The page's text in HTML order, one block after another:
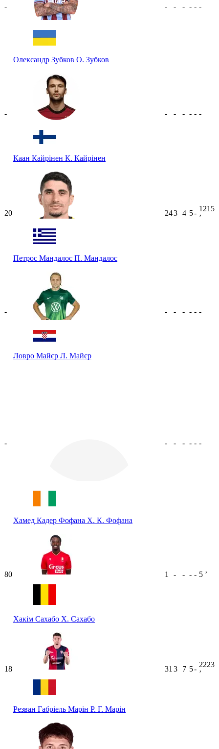
-
Олександр Зубков О. Зубков
- - - - - -
-
Каан Кайрінен К. Кайрінен
- - - - - -
20
Петрос Мандалос П. Мандалос
243 4 5-
1215
ʼ
-
Ловро Майєр Л. Майєр
- - - - - -
-
Хамед Кадер Фофана Х. К. Фофана
- - - - - -
80
Хакім Сахабо Х. Сахабо
1 - - - - 5 ʼ
18
Резван Габріель Марін Р. Г. Марін
31 3 7 5-
2223
ʼ